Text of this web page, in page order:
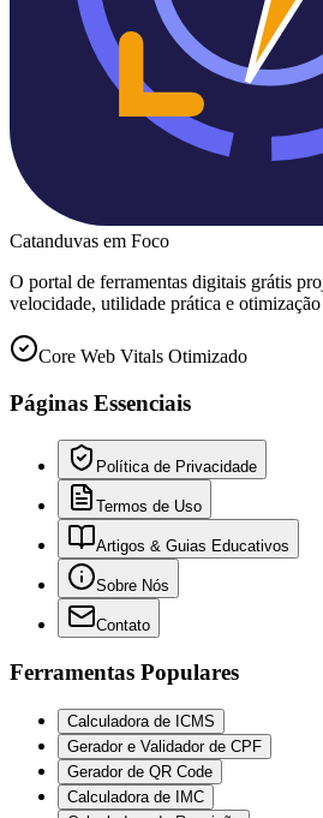
Catanduvas em Foco
O portal de ferramentas digitais grátis
velocidade, utilidade prática e
Core Web Vitals Otimizado
Páginas Essenciais
Política de Privacidade
Termos de Uso
Artigos & Guias Educativos
Sobre Nós
Contato
Ferramentas Populares
Calculadora de ICMS
Gerador e Validador de CPF
Gerador de QR Code
Calculadora de IMC